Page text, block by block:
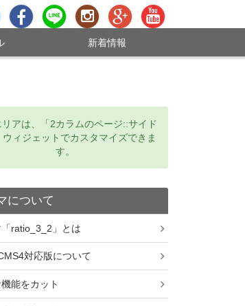
せ Facebookページ
LINE #64;InstagramGoogle+YouTubeチャンネ
新着情報
リアは、「2カラムのページ::サイド
ウィジェットでカスタマイズできま
す。
について
ratio_3_2」とは
対応版について
能をカット